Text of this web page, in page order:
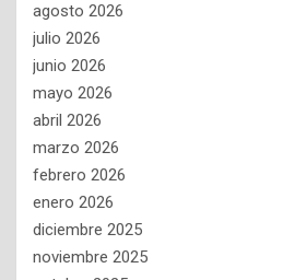
agosto 2026
julio 2026
junio 2026
mayo 2026
abril 2026
marzo 2026
febrero 2026
enero 2026
diciembre 2025
noviembre 2025